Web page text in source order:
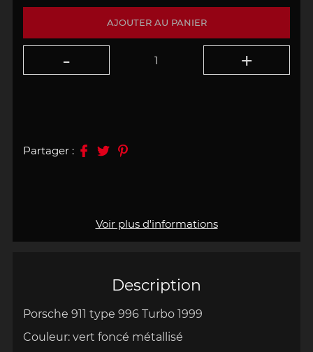
Description
Porsche 911 type 996 Turbo 1999
Couleur: vert foncé métallisé
Voir plus d'informations
AJOUTER AU PANIER
Partager :